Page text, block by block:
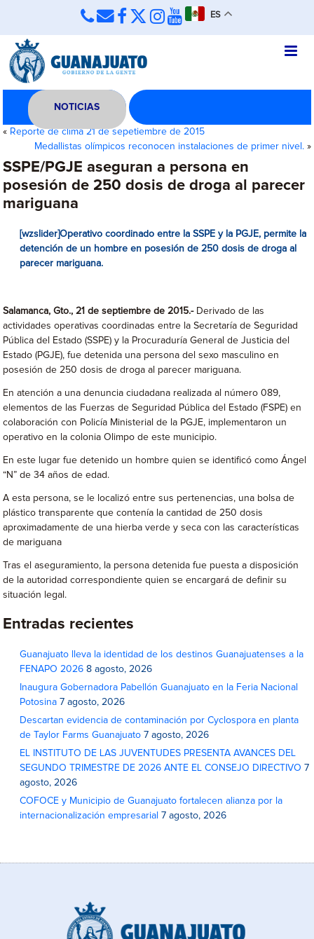
ES
NOTICIAS
« Reporte de clima 21 de sepetiembre de 2015
Medallistas olímpicos reconocen instalaciones de primer nivel.»
SSPE/PGJE aseguran a persona en
posesión de 250 dosis de droga al parecer
mariguana
[wzslider]Operativo coordinado entre la SSPE y la PGJE, permite la
detención de un hombre en posesión de 250 dosis de droga al
parecer mariguana.
Salamanca, Gto., 21 de septiembre de 2015.-Derivado de las
actividades operativas coordinadas entre la Secretaría de Seguridad
Pública del Estado (SSPE) y la Procuraduría General de Justicia del
Estado (PGJE), fue detenida una persona del sexo masculino en
posesión de 250 dosis de droga al parecer mariguana.
En atención a una denuncia ciudadana realizada al número 089,
elementos de las Fuerzas de Seguridad Pública del Estado (FSPE) en
colaboración con Policía Ministerial de la PGJE, implementaron un
operativo en la colonia Olimpo de este municipio.
En este lugar fue detenido un hombre quien se identificó como Ángel
“N” de 34 años de edad.
A esta persona, se le localizó entre sus pertenencias, una bolsa de
plástico transparente que contenía la cantidad de 250 dosis
aproximadamente de una hierba verde y seca con las características
de mariguana
Tras el aseguramiento, la persona detenida fue puesta a disposición
de la autoridad correspondiente quien se encargará de definir su
situación legal.
Entradas recientes
Guanajuato lleva la identidad de los destinos Guanajuatenses a la
FENAPO 2026 8 agosto, 2026
Inaugura Gobernadora Pabellón Guanajuato en la Feria Nacional
Potosina 7 agosto, 2026
Descartan evidencia de contaminación por Cyclospora en planta
de Taylor Farms Guanajuato 7 agosto, 2026
EL INSTITUTO DE LAS JUVENTUDES PRESENTA AVANCES DEL
SEGUNDO TRIMESTRE DE 2026 ANTE EL CONSEJO DIRECTIVO 7
agosto, 2026
COFOCE y Municipio de Guanajuato fortalecen alianza por la
internacionalización empresarial 7 agosto, 2026